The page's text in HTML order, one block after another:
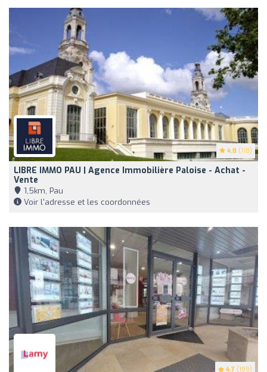
4.8 (118)
LIBRE IMMO PAU | Agence Immobilière Paloise - Achat -
Vente
1,5km, Pau
Voir l'adresse et les coordonnées
4.7 (199)